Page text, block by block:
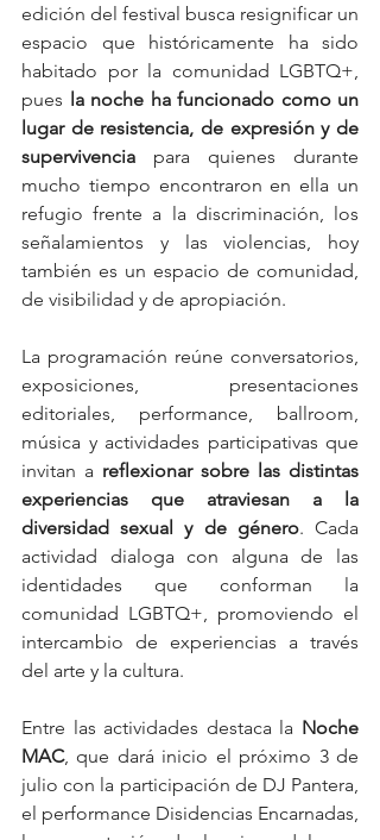
edición del festival busca resignificar un
espacio que históricamente ha sido
habitado por la comunidad LGBTQ+,
pues la noche ha funcionado como un
lugar de resistencia, de expresión y de
supervivencia para quienes durante
mucho tiempo encontraron en ella un
refugio frente a la discriminación, los
señalamientos y las violencias, hoy
también es un espacio de comunidad,
de visibilidad y de apropiación.
La programación reúne conversatorios,
exposiciones, presentaciones
editoriales, performance, ballroom,
música y actividades participativas que
invitan a reflexionar sobre las distintas
experiencias que atraviesan a la
diversidad sexual y de género. Cada
actividad dialoga con alguna de las
identidades que conforman la
comunidad LGBTQ+, promoviendo el
intercambio de experiencias a través
del arte y la cultura.
Entre las actividades destaca la Noche
MAC, que dará inicio el próximo 3 de
julio con la participación de DJ Pantera,
el performance Disidencias Encarnadas,